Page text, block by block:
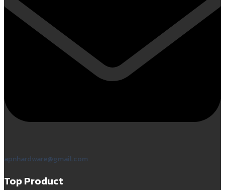
apnhardware@gmail.com
Top Product